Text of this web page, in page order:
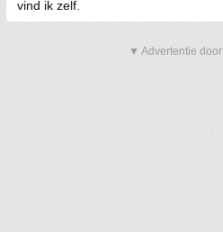
vind ik zelf.
▼ Advertentie